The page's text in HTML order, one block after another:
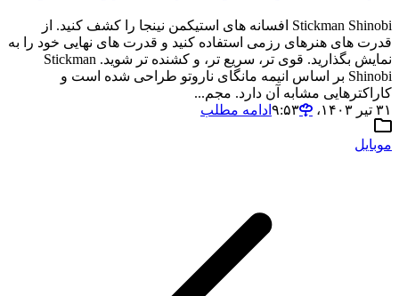
Stickman Shinobi افسانه های استیکمن نینجا را کشف کنید. از
قدرت های هنرهای رزمی استفاده کنید و قدرت های نهایی خود را به
نمایش بگذارید. قوی تر، سریع تر، و کشنده تر شوید. Stickman
Shinobi بر اساس انیمه مانگای ناروتو طراحی شده است و
کاراکترهایی مشابه آن دارد. مجم...
۳۱ تیر ۱۴۰۳،‏ ۹:۵۳
ادامه مطلب
موبایل